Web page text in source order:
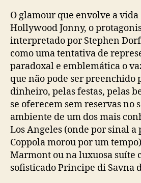
O glamour que envolve a vida
Hollywood Jonny, o
interpretado por Stephen
como uma tentativa de
paradoxal e emblemática o
que não pode ser preenchido
dinheiro, pelas festas, pelas
se oferecem sem reservas no
ambiente de um dos mais
Los Angeles (onde por sinal a
Coppola morou por um
Marmont ou na luxuosa suíte
sofisticado Principe di Savna